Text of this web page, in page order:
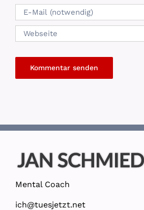
Mental Coach
ich@tuesjetzt.net